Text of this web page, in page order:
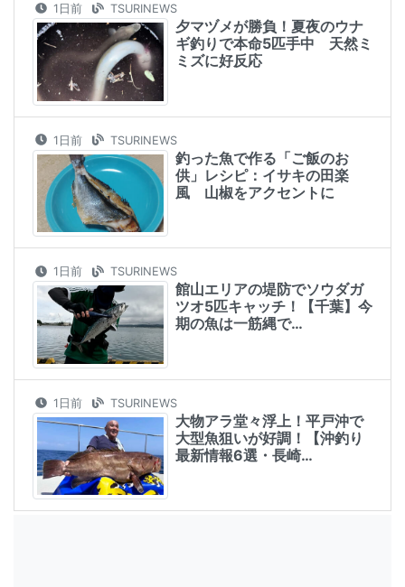
1日前 TSURINEWS
夕マヅメが勝負！夏夜のウナ
ギ釣りで本命5匹手中 天然ミ
ミズに好反応
1日前 TSURINEWS
釣った魚で作る「ご飯のお
供」レシピ：イサキの田楽
風 山椒をアクセントに
1日前 TSURINEWS
館山エリアの堤防でソウダガ
ツオ5匹キャッチ！【千葉】今
期の魚は一筋縄で…
1日前 TSURINEWS
大物アラ堂々浮上！平戸沖で
大型魚狙いが好調！【沖釣り
最新情報6選・長崎…